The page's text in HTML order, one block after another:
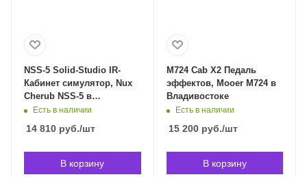
NSS-5 Solid-Studio IR-
Кабинет симулятор, Nux
Cherub NSS-5 в
Владивостоке
Есть в наличии
14 810 руб./шт
В корзину
M724 Cab X2 Педаль
эффектов, Mooer M724 в
Владивостоке
Есть в наличии
15 200руб./шт
В корзину